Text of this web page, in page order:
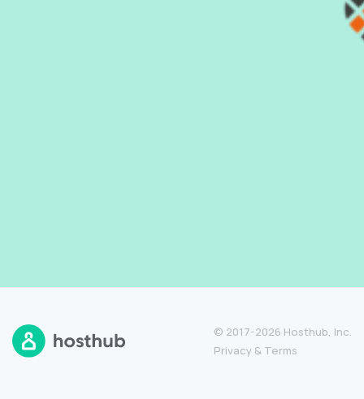
© 2017-2026 Hosthub, Inc.
Privacy & Terms